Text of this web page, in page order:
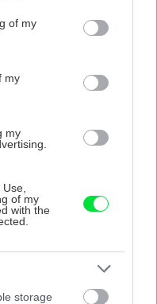
You may click to
its third-party tags to
in below Google
of my
my
my
of my
with the
storage
ochabnuté izbové
rastliny? Pravda vás
možno prekvapí